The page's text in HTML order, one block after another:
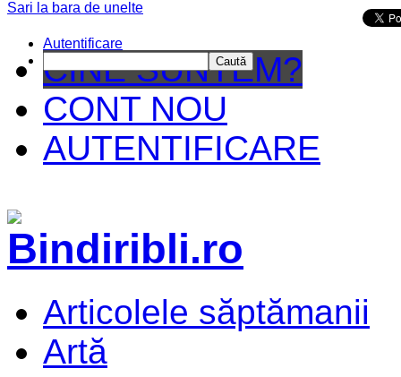
CINE SUNTEM?
CONT NOU
AUTENTIFICARE
Articolele săptămanii
Artă
Sari la bara de unelte
Autentificare
Caută